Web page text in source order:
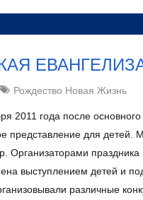
Рождество Новая Жизнь
2011 года после
представление для детей.
Организаторами
выступлением детей и
различные